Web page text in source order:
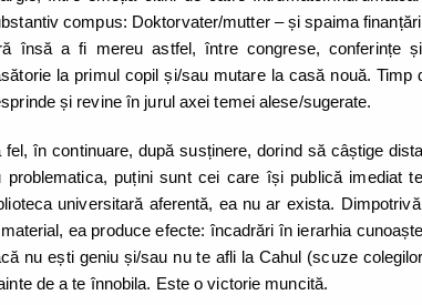
compus: Doktorvater/mutter – și spaima
însă a fi mereu astfel, între congrese, conferințe
la primul copil și/sau mutare la casă nouă.
și revine în jurul axei temei alese/sugerate.
fel, în continuare, după susținere, dorind să câștige
problematica, puțini sunt cei care își publică imediat
universitară aferentă, ea nu ar exista.
ea produce efecte: încadrări în ierarhia
nu ești geniu și/sau nu te afli la Cahul (scuze
de a te înnobila. Este o victorie muncită.